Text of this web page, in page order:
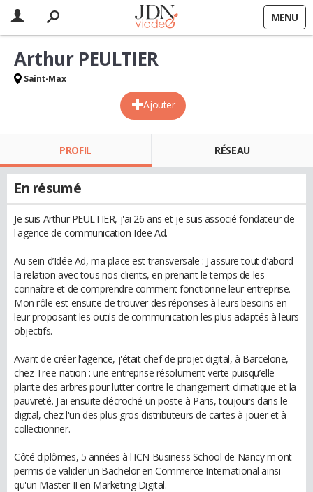
MENU
Ajouter
Arthur PEULTIER
Saint-Max
PROFIL RÉSEAU
En résumé
Je suis Arthur PEULTIER, j'ai 26 ans et je suis associé fondateur de
l'agence de communication Idee Ad.
Au sein d’Idée Ad, ma place est transversale : J'assure tout d’abord
la relation avec tous nos clients, en prenant le temps de les
connaître et de comprendre comment fonctionne leur entreprise.
Mon rôle est ensuite de trouver des réponses à leurs besoins en
leur proposant les outils de communication les plus adaptés à leurs
objectifs.
Avant de créer l'agence, j'était chef de projet digital, à Barcelone,
chez Tree-nation : une entreprise résolument verte puisqu’elle
plante des arbres pour lutter contre le changement climatique et la
pauvreté. J'ai ensuite décroché un poste à Paris, toujours dans le
digital, chez l'un des plus gros distributeurs de cartes à jouer et à
collectionner.
Côté diplômes, 5 années à l'ICN Business School de Nancy m'ont
permis de valider un Bachelor en Commerce International ainsi
qu'un Master II en Marketing Digital.